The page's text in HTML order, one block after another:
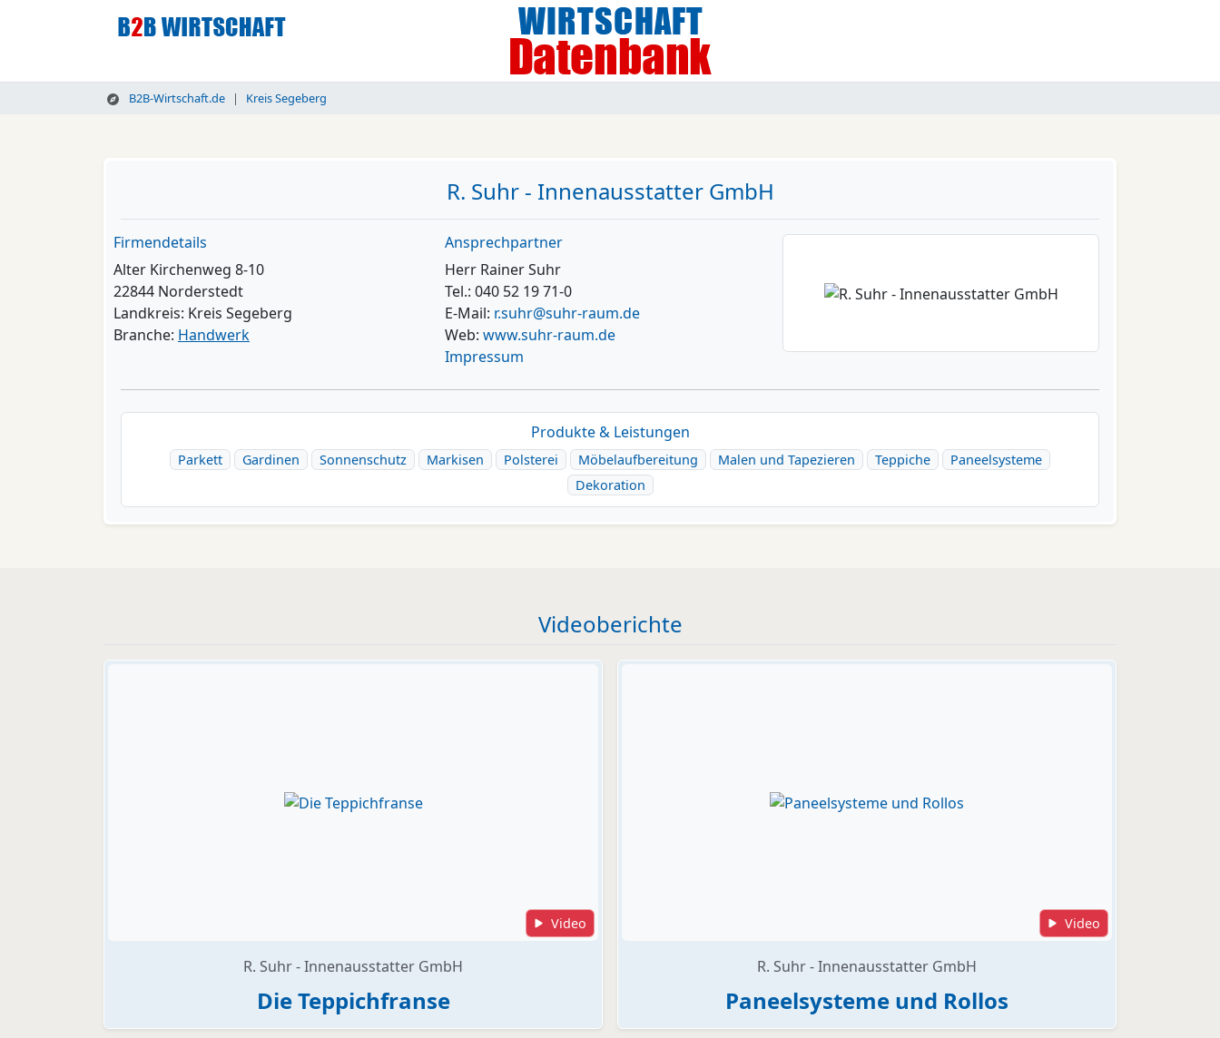
B2B-Wirtschaft.de Kreis Segeberg
R. Suhr - Innenausstatter GmbH
Firmendetails
Alter Kirchenweg 8-10
22844 Norderstedt
Landkreis: Kreis Segeberg
Branche: Handwerk
Ansprechpartner
Herr Rainer Suhr
Tel.: 040 52 19 71-0
E-Mail: r.suhr@suhr-raum.de
Web: www.suhr-raum.de
Impressum
Produkte & Leistungen
Parkett Gardinen Sonnenschutz Markisen Polsterei Möbelaufbereitung Malen und Tapezieren Teppiche
Paneelsysteme
Dekoration
Videoberichte
Video
R. Suhr - Innenausstatter GmbH
Die Teppichfranse
Video
R. Suhr - Innenausstatter GmbH
Paneelsysteme und Rollos